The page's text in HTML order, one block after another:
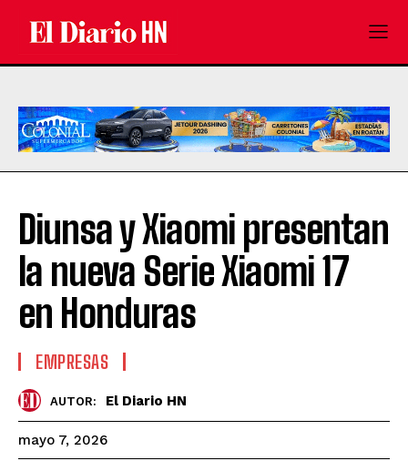
Diunsa y Xiaomi presentan
la nueva Serie Xiaomi 17
en Honduras
EMPRESAS
AUTOR: El Diario HN
mayo 7, 2026